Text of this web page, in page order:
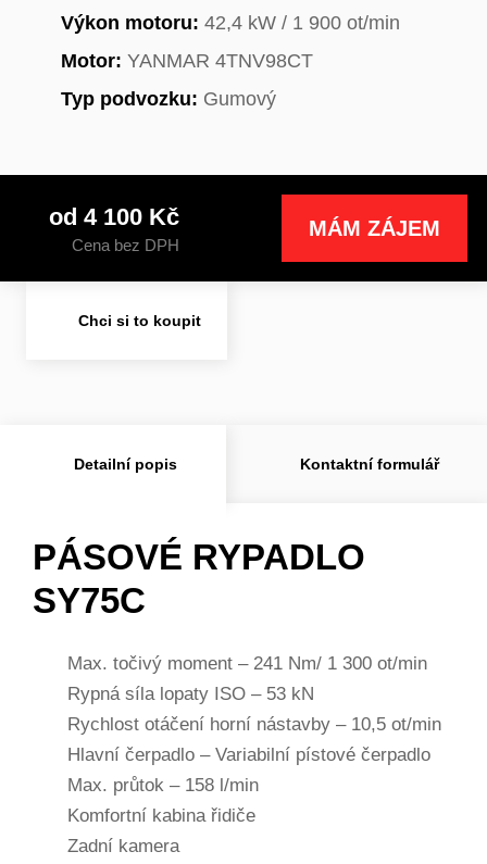
Výkon motoru: 42,4 kW / 1 900 ot/min
Motor: YANMAR 4TNV98CT
Typ podvozku: Gumový
od 4 100 Kč
Cena bez DPH
MÁM ZÁJEM
Chci si to koupit
Detailní popis Kontaktní formulář
PÁSOVÉ RYPADLO
SY75C
Max. točivý moment – 241 Nm/ 1 300 ot/min
Rypná síla lopaty ISO – 53 kN
Rychlost otáčení horní nástavby – 10,5 ot/min
Hlavní čerpadlo – Variabilní pístové čerpadlo
Max. průtok – 158 l/min
Komfortní kabina řidiče
Zadní kamera